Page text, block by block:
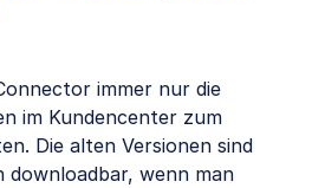
immer nur die
im Kundencenter zum
Die alten Versionen sind
wenn man